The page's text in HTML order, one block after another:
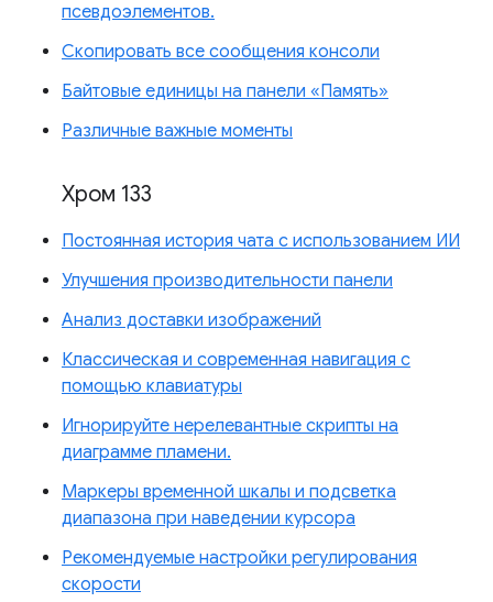
псевдоэлементов.
Скопировать все сообщения консоли
Байтовые единицы на панели «Память»
Различные важные моменты
Хром 133
Постоянная история чата с использованием ИИ
Улучшения производительности панели
Анализ доставки изображений
Классическая и современная навигация с
помощью клавиатуры
Игнорируйте нерелевантные скрипты на
диаграмме пламени.
Маркеры временной шкалы и подсветка
диапазона при наведении курсора
Рекомендуемые настройки регулирования
скорости